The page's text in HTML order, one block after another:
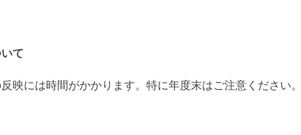
て
映には時間がかかります。特に年度末はご注意ください。